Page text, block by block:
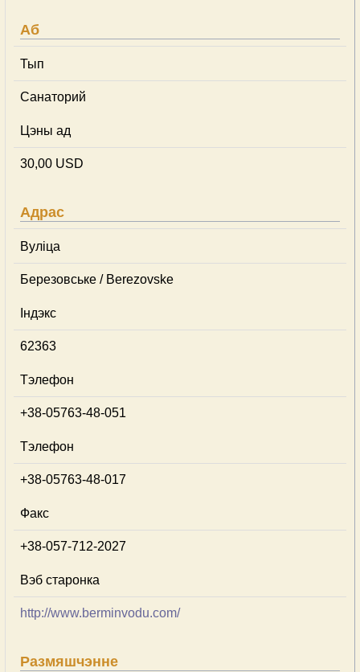
Аб
Тып
Cанаторий
Цэны ад
30,00 USD
Адрас
Вуліца
Березовське / Berezovske
Індэкс
62363
Тэлефон
+38-05763-48-051
Тэлефон
+38-05763-48-017
Факс
+38-057-712-2027
Вэб старонка
http://www.berminvodu.com/
Размяшчэнне